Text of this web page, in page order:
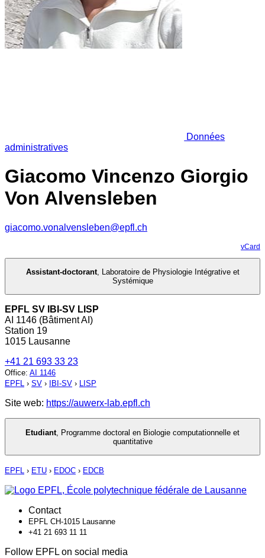
Données
administratives
Giacomo Vincenzo Giorgio
Von Alvensleben
giacomo.vonalvensleben@epfl.ch
vCard
Assistant-doctorant, Laboratoire de Physiologie Intégrative et
Systémique
EPFL SV IBI-SV LISP
AI 1146 (Bâtiment AI)
Station 19
1015 Lausanne
+41 21 693 33 23
Office: AI 1146
EPFL › SV › IBI-SV › LISP
Site web: https://auwerx-lab.epfl.ch
Etudiant Programme doctoral en Biologie computationnelle et
quantitative
EPFL › ETU › EDOC › EDCB
Contact
EPFL CH-1015 Lausanne
+41 21 693 11 11
Follow EPFL on social media